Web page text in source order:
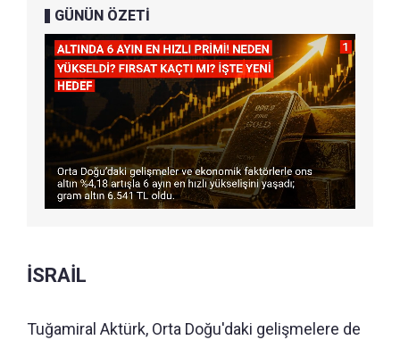
GÜNÜN ÖZETİ
İSRAİL
Tuğamiral Aktürk, Orta Doğu'daki gelişmelere de